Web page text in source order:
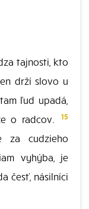
tajnosti, kto
drží slovo u
ľud upadá,
o radcov.
15
za cudzieho
vyhýba, je
česť, násilníci